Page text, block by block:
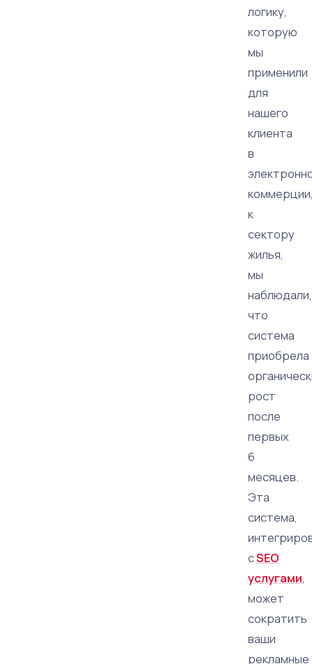
логику,
которую
мы
применили
для
нашего
клиента
в
к
сектору
жилья,
мы
наблюдали,
что
система
приобрела
рост
после
первых
6
месяцев.
Эта
система,
сSEO
услугами,
может
сократить
ваши
рекламные